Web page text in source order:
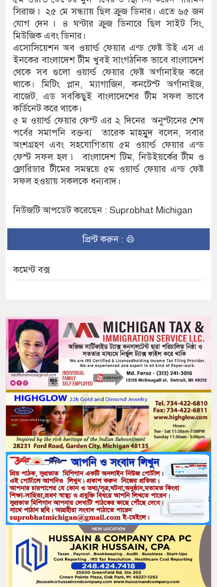
সিরাজ ৷ ২৫ মে সন্ধ্যায় ছিল ক্রুজ ডিনার। এতে ৬৫ জন
যোগ দেন ৷ ৪ ঘন্টার ক্রুজ ডিনারে ছিল সাইট সিং,
মিউজিক এবং ডিনার।
এসোসিয়েশন অব ওয়ার্ল্ড ফেয়ার এন্ড ফেষ্ট উই এস এ
ইনকের বাংলাদেশ টীম খুবই সাংগঠনিক ভাবে বাংলাদেশ
থেকে সব গুলো ওয়ার্ল্ড ফেয়ার ফেষ্ট অর্গানাইজ করে
থাকে। মিটিং প্লান, ম্যাগাজিন, কনটেস্ট অর্গানাইজ,
বাজেট, এড সবকিছুই বাংলাদেশের টীম সফল ভাবে
কর্ডিনেট করে থাকে।
৫ ম ওয়ার্ল্ড ফেয়ার ফেস্ট এর ২ দিনের অনুস্টানের শেষ
পর্বের সমাপনি বক্তব্য তারেক মাহমুূদ বলেন, সবার
অংশগ্রহণ এবং সহযোগিতায় ৫ম ওয়ার্ল্ড ফেয়ার এন্ড
ফেস্ট সফল হল ৷ বাংলাদেশ টিম, নিউইয়র্কের টীম ও
ফ্লোরিডার টীমের সমন্বয়ে ৫ম ওয়ার্ল্ড ফেয়ার এন্ড ফেষ্ট
সফল হওয়ায় সকলকে ধন্যবাদ।
নিউজটি আপডেট করেছেন : Suprobhat Michigan
প্রিন্ট করুন :
কমেন্ট বক্স